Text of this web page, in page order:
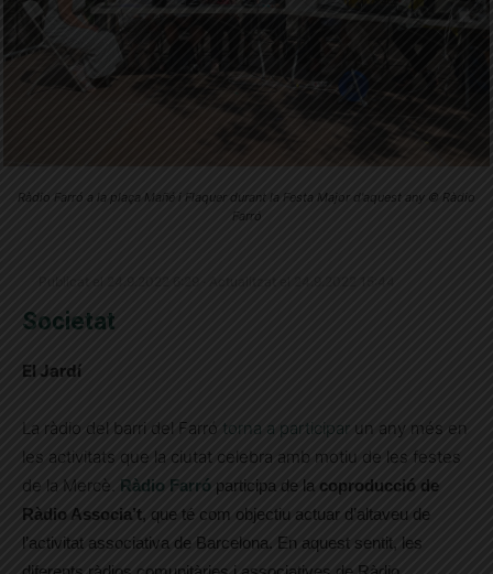
Ràdio Farró a la plaça Mañé i Flaquer durant la Festa Major d'aquest any © Ràdio
Farró
Societat
El Jardí
La ràdio del barri del Farró torna a participar un any més en
les activitats que la ciutat celebra amb motiu de les festes
de la Mercè. Ràdio Farró participa de la coproducció de
Ràdio Associa’t, que té com objectiu actuar d’altaveu de
l’activitat associativa de Barcelona. En aquest sentit, les